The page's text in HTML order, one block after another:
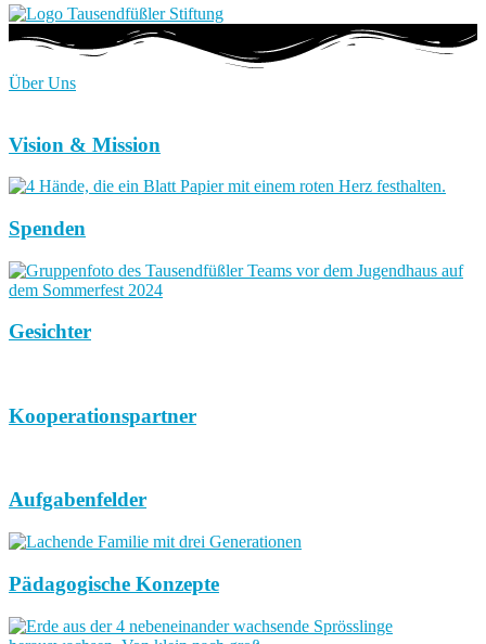
Über Uns
Vision & Mission
Spenden
Gesichter
Kooperationspartner
Aufgabenfelder
Pädagogische Konzepte